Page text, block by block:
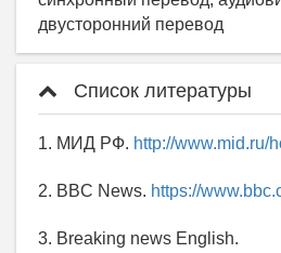
двусторонний перевод
Список литературы
1. МИД РФ. http://www.mid.ru/
2. BBC News. https://
3. Breaking news English.